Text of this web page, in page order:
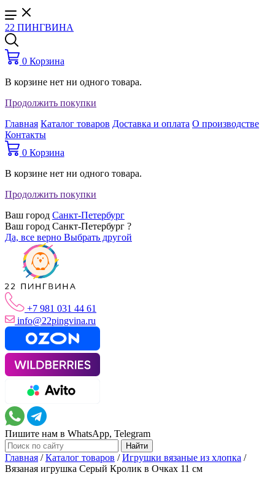
22 ПИНГВИНА
0 Корзина
В корзине нет ни одного товара.
Продолжить покупки
Главная Каталог товаров Доставка и оплата О производстве
Контакты
0 Корзина
В корзине нет ни одного товара.
Продолжить покупки
Ваш город Санкт-Петербург
Ваш город Санкт-Петербург ?
Да, все верно Выбрать другой
+7 981 031 44 61
info@22pingvina.ru
Пишите нам в WhatsApp, Telegram
Главная /Каталог товаров /Игрушки вязаные из хлопка /
Вязаная игрушка Серый Кролик в Очках 11 см